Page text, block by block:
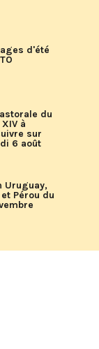
d'été
du
à
sur
6 août
Uruguay,
Pérou du